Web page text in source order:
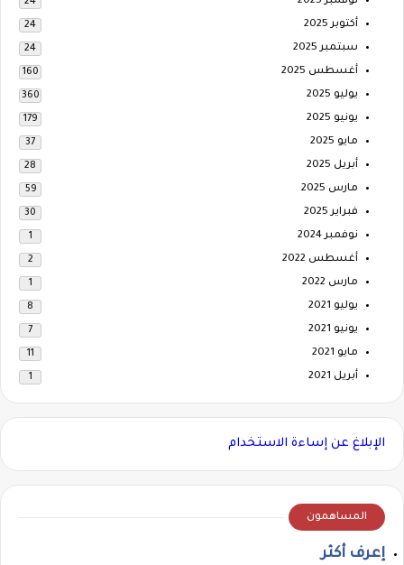
24
أكتوبر 2025 24
سبتمبر 2025 24
أغسطس 2025 160
يوليو 2025 360
يونيو 2025 179
مايو 2025 37
أبريل 2025 28
مارس 2025 59
فبراير 2025 30
نوفمبر 2024 1
أغسطس 2022 2
مارس 2022 1
يوليو 2021 8
يونيو 2021 7
مايو 2021 11
أبريل 2021 1
الإبلاغ عن إساءة الاستخدام
المساهمون
إعرف أكثر